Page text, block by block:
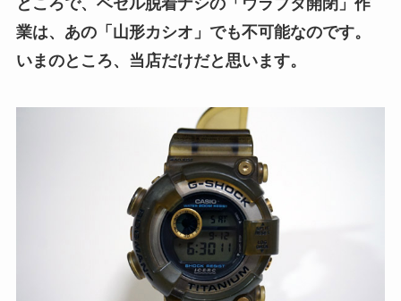
ところで、ベゼル脱着ナシの「ウラブタ開閉」作
業は、あの「山形カシオ」でも不可能なのです。
いまのところ、当店だけだと思います。